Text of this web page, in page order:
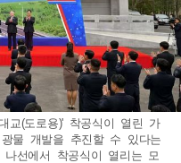
교(도로용)' 착공식이 열린 가
물 개발을 추진할 수 있다는
선에서 착공식이 열리는 모